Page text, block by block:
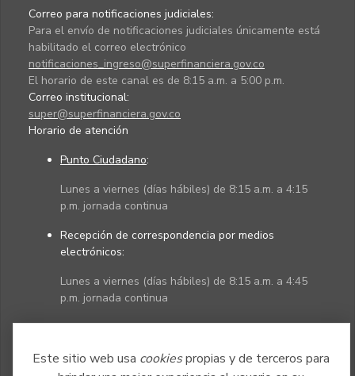
Este sitio web usa cookiespropias y de terceros para
Correo para notificaciones judiciales:
Para el envío de notificaciones judiciales únicamente está
habilitado el correo electrónico
notificaciones_ingreso@superfinanciera.gov.co
El horario de este canal es de 8:15 a.m. a 5:00 p.m.
Correo institucional:
super@superfinanciera.gov.co
Horario de atención
Punto Ciudadano:
Lunes a viernes (días hábiles) de 8:15 a.m. a 4:15
p.m. jornada continua
Recepción de correspondencia por medios
electrónicos:
Lunes a viernes (días hábiles) de 8:15 a.m. a 4:45
p.m. jornada continua